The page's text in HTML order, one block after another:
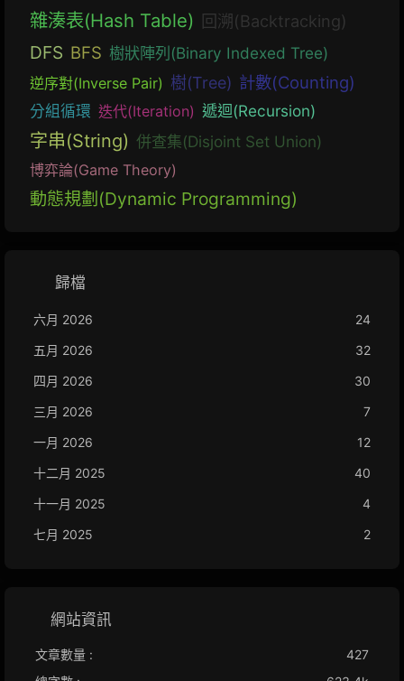
雜湊表(Hash Table) 回溯(Backtracking)
DFS BFS 樹狀陣列(Binary Indexed Tree)
逆序對(Inverse Pair) 樹(Tree) 計數(Counting)
分組循環 迭代(Iteration) 遞迴(Recursion)
字串(String) 併查集(Disjoint Set Union)
博弈論(Game Theory)
動態規劃(Dynamic Programming)
歸檔
六月 2026
24
五月 2026
32
四月 2026
30
三月 2026
7
一月 2026
12
十二月 2025
40
十一月 2025
4
七月 2025
2
網站資訊
文章數量 :
427